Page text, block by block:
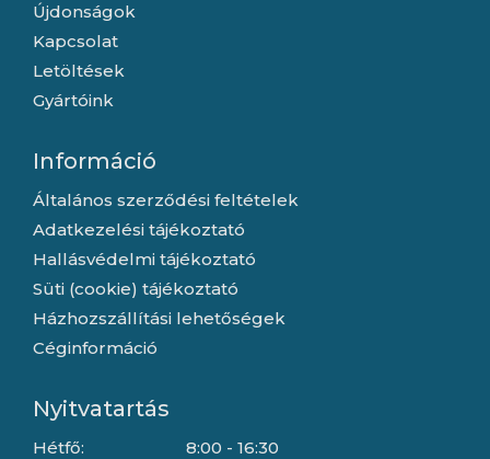
Újdonságok
Kapcsolat
Letöltések
Gyártóink
Információ
Általános szerződési feltételek
Adatkezelési tájékoztató
Hallásvédelmi tájékoztató
Süti (cookie) tájékoztató
Házhozszállítási lehetőségek
Céginformáció
Nyitvatartás
Hétfő:
8:00 - 16:30